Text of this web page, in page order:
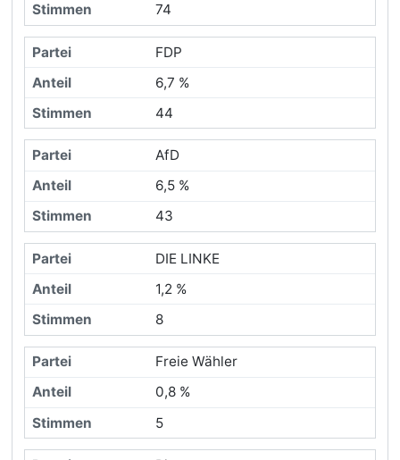
74
FDP
6,7 %
44
AfD
6,5 %
43
DIE LINKE
1,2 %
8
Freie Wähler
0,8 %
5